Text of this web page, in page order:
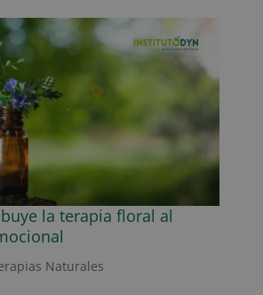
la terapia floral al
Naturales